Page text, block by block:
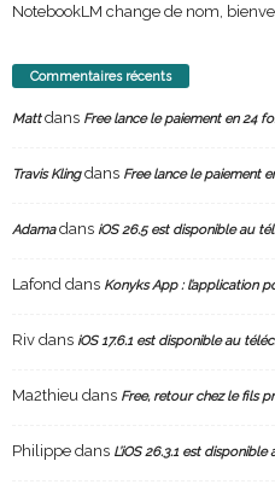
NotebookLM change de nom,
Commentaires récents
Mattdans Free lance le paiement en 24
Travis Klingdans Free lance le paiement
Adamadans iOS 26.5 est disponible au
Lafond dans Konyks App : l’application
Riv dans iOS 17.6.1 est disponible au
Ma2thieu dans Free, retour chez le fils
Philippe dans L’iOS 26.3.1 est